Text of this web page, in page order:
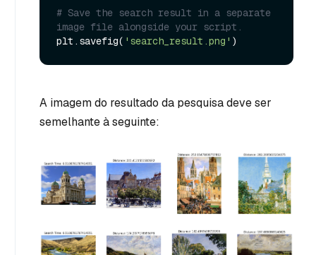
# Save the search result in a separate
image file alongside your script.
plt.savefig( 'search_result.png'
A imagem do resultado da pesquisa deve ser
semelhante à seguinte: